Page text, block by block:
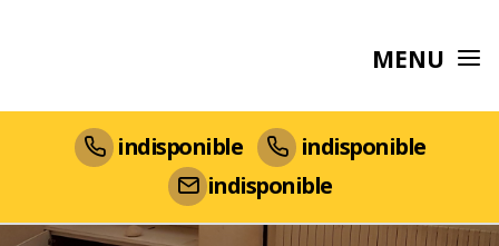
MENU
indisponible
indisponible
indisponible